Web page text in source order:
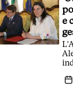
e